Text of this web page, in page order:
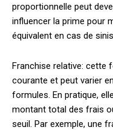
proportionnelle peut
influencer la prime pour
équivalent en cas de
Franchise relative: cette
courante et peut varier
formules. En pratique,
montant total des frais
seuil. Par exemple, une